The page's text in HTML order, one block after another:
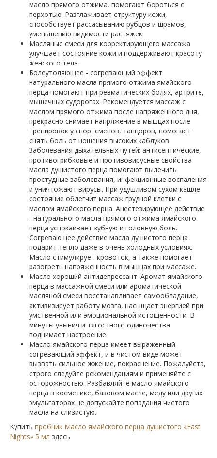
масло прямого отжима, помогают бороться с
перхотью. Разглаживает структуру кожи,
способствует рассасыванию рубцов и шрамов,
уменьшению видимости растяжек.
Масляные смеси для корректирующего массажа
улучшает состояние кожи и поддерживают красоту
женского тела.
Болеутоляющее - согревающий эффект
натурального масла прямого отжима ямайского
перца помогают при ревматических болях, артрите,
мышечных судорогах. Рекомендуется массаж с
маслом прямого отжима после напряженного дня,
прекрасно снимает напряжение в мышцах после
тренировок у спортсменов, танцоров, помогает
снять боль от ношения высоких каблуков.
Заболевания дыхательных путей: антисептические,
противогрибковые и противовирусные свойства
масла душистого перца помогают вылечить
простудные заболевания, инфекционные воспаления
и уничтожают вирусы. При удушливом сухом кашле
состояние облегчит массаж грудной клетки с
маслом ямайского перца. Анестезирующее действие
- натурального масла прямого отжима ямайского
перца успокаивает зубную и головную боль.
Согревающее действие масла душистого перца
подарит тепло даже в очень холодных условиях.
Масло стимулирует кровоток, а также помогает
разогреть напряженность в мышцах при массаже.
Масло хороший антидепрессант. Аромат ямайского
перца в массажной смеси или ароматической
масляной смеси восстанавливает самообладание,
активизирует работу мозга, насыщает энергией при
умственной или эмоциональной истощенности. В
минуты уныния и тягостного одиночества
поднимает настроение.
Масло ямайского перца имеет выраженный
согревающий эффект, и в чистом виде может
вызвать сильное жжение, покраснение. Пожалуйста,
строго следуйте рекомендациям и применяйте с
осторожностью. Разбавляйте масло ямайского
перца в косметике, базовом масле, меду или других
эмульгаторах не допускайте попадания чистого
масла на слизистую.
Купить пробник Масло ямайского перца душистого «East
Nights» 5 мл здесь